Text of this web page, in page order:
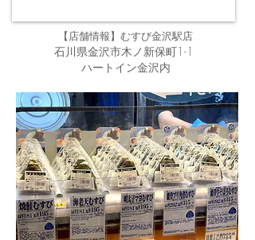
【店舗情報】 むすび金沢駅店
石川県金沢市木ノ新保町1-1
ハートイン金沢内